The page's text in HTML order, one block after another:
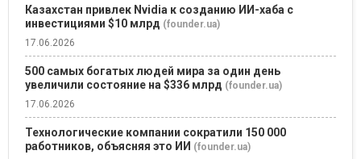
Казахстан привлек Nvidia к созданию ИИ-хаба с
инвестициями $10 млрд (founder.ua)
17.06.2026
500 самых богатых людей мира за один день
увеличили состояние на $336 млрд (founder.ua)
17.06.2026
Технологические компании сократили 150 000
работников, объясняя это ИИ (founder.ua)